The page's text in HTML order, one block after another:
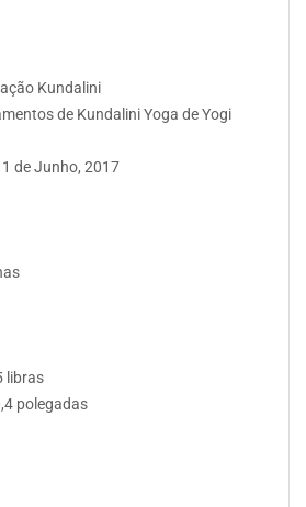
Kundalini
de Kundalini Yoga de Yogi
1 de Junho, 2017
libras
polegadas